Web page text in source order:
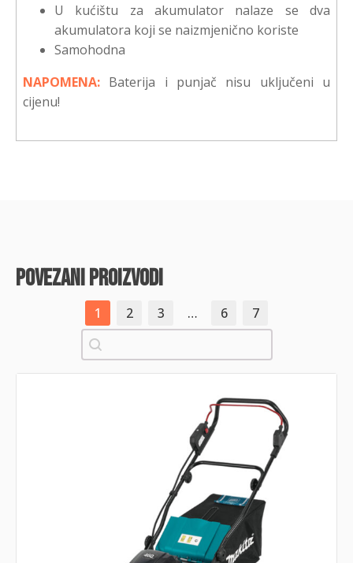
U kućištu za akumulator nalaze se dva
akumulatora koji se naizmjenično koriste
Samohodna
NAPOMENA: Baterija i punjač nisu uključeni u
cijenu!
povezani proizvodi
1 2 3 … 6
7
Pretraži